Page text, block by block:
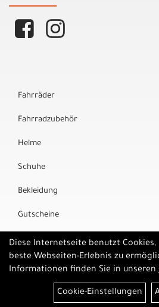
Fahrräder
Fahrradzubehör
Helme
Schuhe
Bekleidung
Gutscheine
Marken
Diese Internetseite benutzt Cookies,
beste Webseiten-Erlebnis zu
Informationen finden Sie in unseren
Cookie-Einstellungen